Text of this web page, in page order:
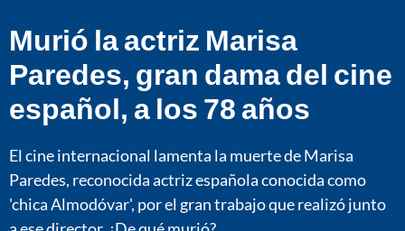
Murió la actriz Marisa
Paredes, gran dama del cine
español, a los 78 años
El cine internacional lamenta la muerte de Marisa
Paredes, reconocida actriz española conocida como
'chica Almodóvar', por el gran trabajo que realizó junto